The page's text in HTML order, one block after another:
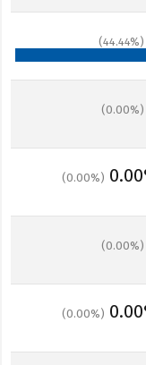
44.44
0.00
0.00
0.00
0.00